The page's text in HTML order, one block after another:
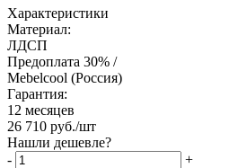
Характеристики
Материал:
ЛДСП
Предоплата 30% /
Mebelcool (Россия)
Гарантия:
12 месяцев
26 710 руб./шт
Нашли дешевле?
-
+